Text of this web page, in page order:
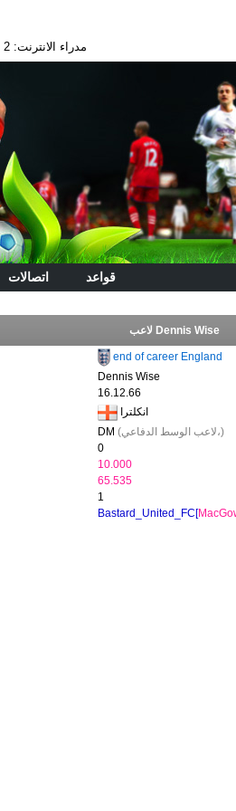
مدراء الانترنت: 2
اتصالات قواعد
لاعب Dennis Wise
end of career England
Dennis Wise
16.12.66
انكلترا
DM
(لاعب الوسط الدفاعي،)
0
10.000
65.535
1
Bastard_United_FC[